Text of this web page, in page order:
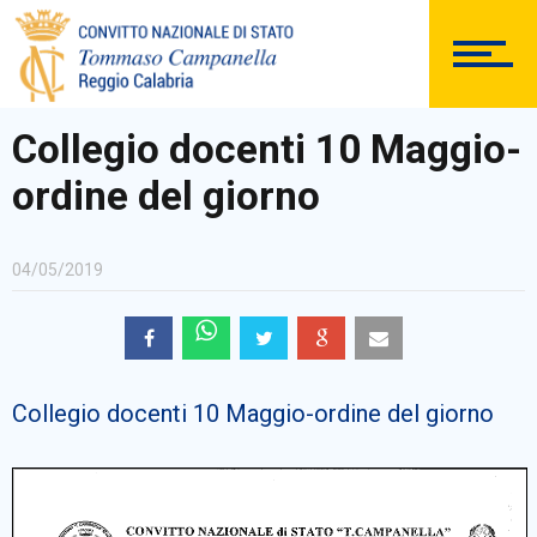
DOCUMENTAZIONE
Comunicazioni Esterne
Collegio docenti 10 Maggio-
ordine del giorno
04/05/2019
Collegio docenti 10 Maggio-ordine del giorno